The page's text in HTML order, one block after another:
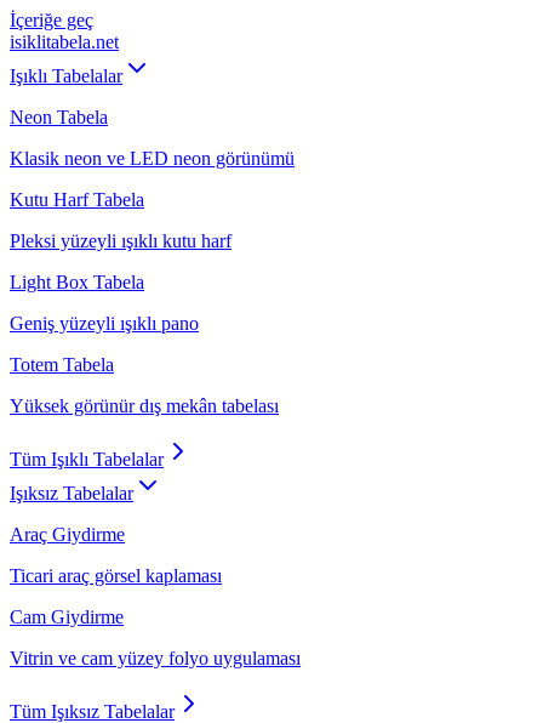
İçeriğe geç
isiklitabela.net
Işıklı Tabelalar
Neon Tabela
Klasik neon ve LED neon görünümü
Kutu Harf Tabela
Pleksi yüzeyli ışıklı kutu harf
Light Box Tabela
Geniş yüzeyli ışıklı pano
Totem Tabela
Yüksek görünür dış mekân tabelası
Tüm Işıklı Tabelalar
Işıksız Tabelalar
Araç Giydirme
Ticari araç görsel kaplaması
Cam Giydirme
Vitrin ve cam yüzey folyo uygulaması
Tüm Işıksız Tabelalar